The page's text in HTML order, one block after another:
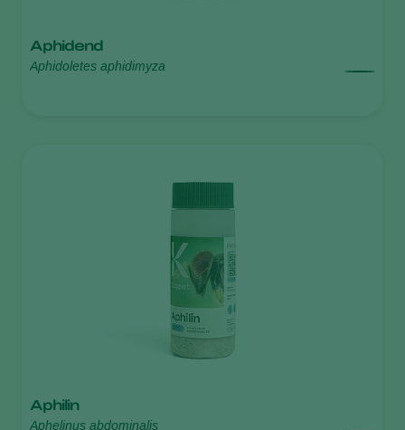
Aphidend
Aphidoletes aphidimyza
Aphilin
Aphelinus abdominalis